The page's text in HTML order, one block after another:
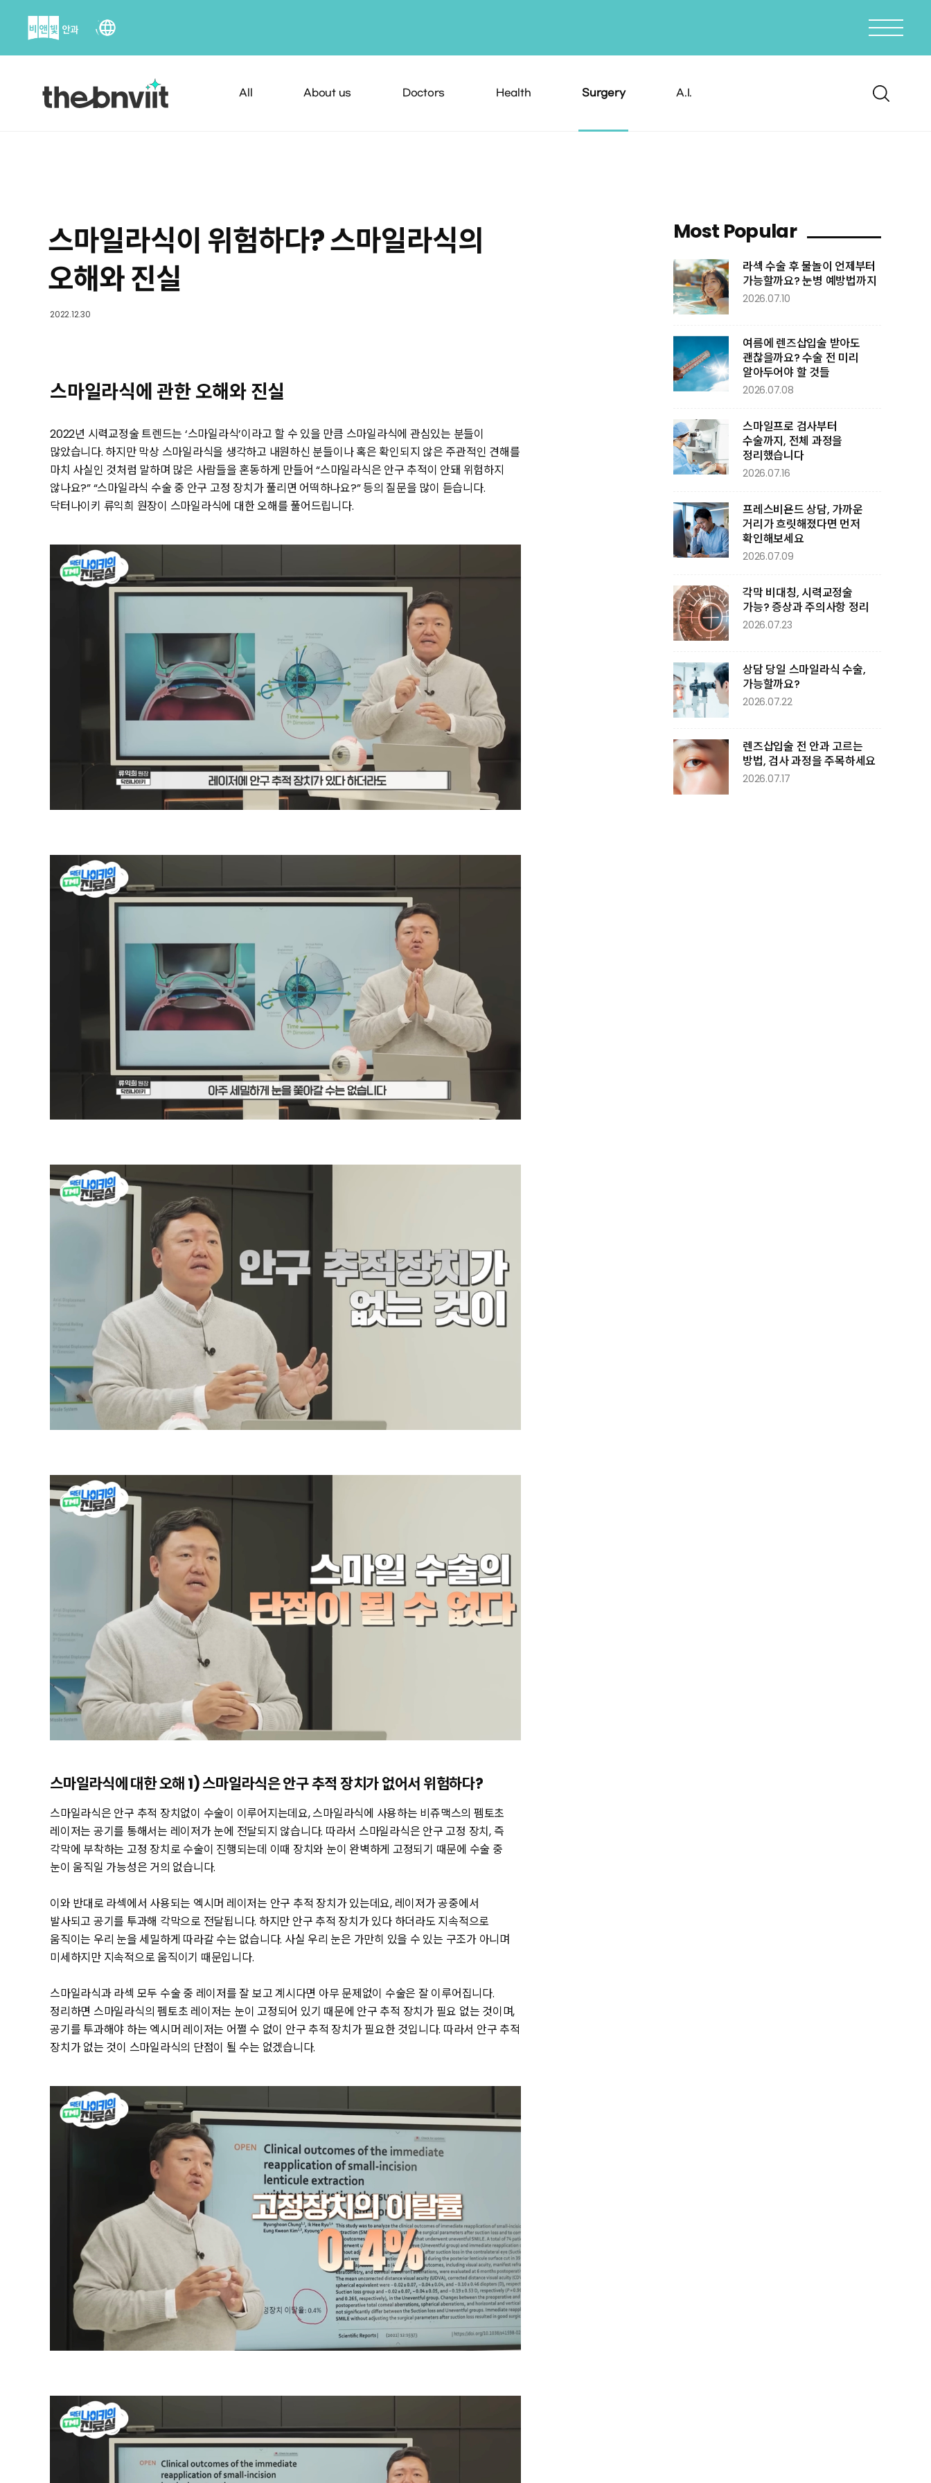
content
All About us Doctors Health Surgery A.I.
스마일라식이 위험하다? 스마일라식의
오해와 진실
2022.12.30
스마일라식에 관한 오해와 진실
2022년 시력교정술 트렌드는 ‘스마일라식’이라고 할 수 있을 만큼 스마일라식에 관심있는 분들이
많았습니다. 하지만 막상 스마일라식을 생각하고 내원하신 분들이나 혹은 확인되지 않은 주관적인 견해를
마치 사실인 것처럼 말하며 많은 사람들을 혼동하게 만들어 “스마일라식은 안구 추적이 안돼 위험하지
않나요?” “스마일라식 수술 중 안구 고정 장치가 풀리면 어떡하나요?” 등의 질문을 많이 듣습니다.
닥터나이키 류익희 원장이 스마일라식에 대한 오해를 풀어드립니다.
스마일라식에 대한 오해 1) 스마일라식은 안구 추적 장치가 없어서 위험하다?
스마일라식은 안구 추적 장치없이 수술이 이루어지는데요, 스마일라식에 사용하는 비쥬맥스의 펨토초
레이저는 공기를 통해서는 레이저가 눈에 전달되지 않습니다. 따라서 스마일라식은 안구 고정 장치, 즉
각막에 부착하는 고정 장치로 수술이 진행되는데 이때 장치와 눈이 완벽하게 고정되기 때문에 수술 중
눈이 움직일 가능성은 거의 없습니다.
이와 반대로 라섹에서 사용되는 엑시머 레이저는 안구 추적 장치가 있는데요, 레이저가 공중에서
발사되고 공기를 투과해 각막으로 전달됩니다. 하지만 안구 추적 장치가 있다 하더라도 지속적으로
움직이는 우리 눈을 세밀하게 따라갈 수는 없습니다. 사실 우리 눈은 가만히 있을 수 있는 구조가 아니며
미세하지만 지속적으로 움직이기 때문입니다.
스마일라식과 라섹 모두 수술 중 레이저를 잘 보고 계시다면 아무 문제없이 수술은 잘 이루어집니다.
정리하면 스마일라식의 펨토초 레이저는 눈이 고정되어 있기 때문에 안구 추적 장치가 필요 없는 것이며,
공기를 투과해야 하는 엑시머 레이저는 어쩔 수 없이 안구 추적 장치가 필요한 것입니다. 따라서 안구 추적
장치가 없는 것이 스마일라식의 단점이 될 수는 없겠습니다.
Most Popular
라섹 수술 후 물놀이 언제부터
가능할까요? 눈병 예방법까지
2026.07.10
여름에 렌즈삽입술 받아도
괜찮을까요? 수술 전 미리
알아두어야 할 것들
2026.07.08
스마일프로 검사부터
수술까지, 전체 과정을
정리했습니다
2026.07.16
프레스비욘드 상담, 가까운
거리가 흐릿해졌다면 먼저
확인해보세요
2026.07.09
각막 비대칭, 시력교정술
가능? 증상과 주의사항 정리
2026.07.23
상담 당일 스마일라식 수술,
가능할까요?
2026.07.22
렌즈삽입술 전 안과 고르는
방법, 검사 과정을 주목하세요
2026.07.17